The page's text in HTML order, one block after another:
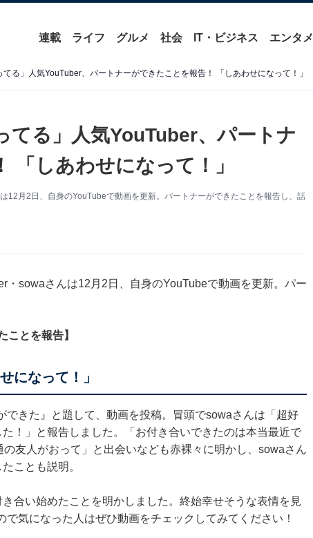
連載 ライフ グルメ 社会 IT・ビジネス エンタメ
てる」人気YouTuber、パートナーができたことを報告！ 「しあわせになって！」
てる」人気YouTuber、パートナ
「しあわせになって！」
12月2日、自身のYouTubeで動画を更新。パートナーができたことを報告し、話
・sowaさんは12月2日、自身のYouTubeで動画を更新。パー
ことを報告】
になって！」
きた』と題して、動画を投稿。冒頭でsowaさんは「超好
！」と報告しました。「お付き合いできたのは本当最近で
友人がおって」と出会いなども赤裸々に明かし、sowaさん
ことも説明。
合い始めたことを明かしました。終始幸せそうな表情を見
気になった人はぜひ動画をチェックしてみてください！